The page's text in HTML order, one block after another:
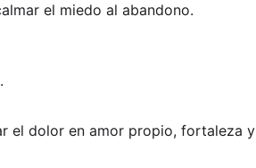
el miedo al abandono.
el dolor en amor propio, fortaleza y